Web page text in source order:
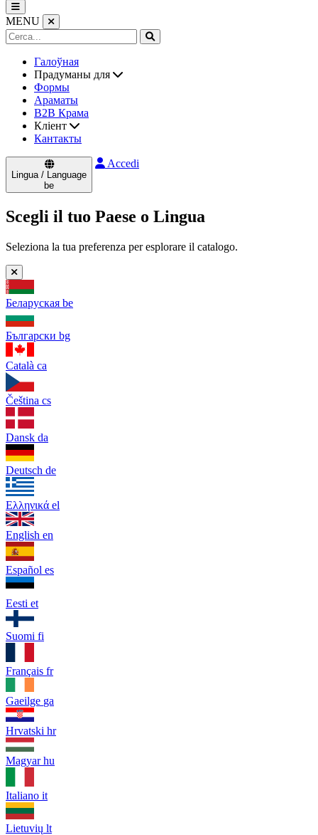
MENU
Галоўная
Прадуманы для
Формы
Араматы
B2B Крама
Кліент
Кантакты
Lingua / Language
be
Accedi
Scegli il tuo Paese o Lingua
Seleziona la tua preferenza per esplorare il catalogo.
Беларуская be
Български bg
Català ca
Čeština cs
Dansk da
Deutsch de
Ελληνικά el
English en
Español es
Eesti et
Suomi fi
Français fr
Gaeilge ga
Hrvatski hr
Magyar hu
Italiano it
Lietuvių lt